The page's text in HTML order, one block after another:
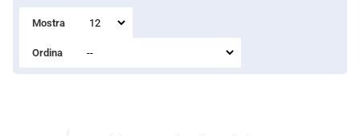
Mostra
Ordina